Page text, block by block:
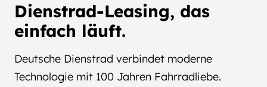
Dienstrad-Leasing, das
einfach läuft.
Deutsche Dienstrad verbindet moderne
Technologie mit 100 Jahren Fahrradliebe.